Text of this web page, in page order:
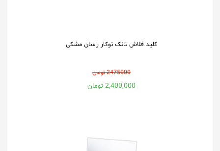
کلید فلاش تانک توکار راسان مشکی
2475000 تومان
2,400,000 تومان